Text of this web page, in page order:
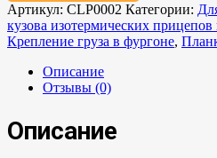
Артикул: CLP0002 Категории:
кузова изотермических
Крепление груза в фургоне,
Описание
Отзывы (0)
Описание